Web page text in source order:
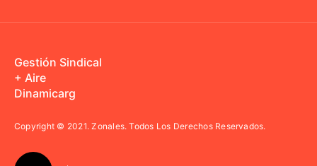
Gestión Sindical
+ Aire
Dinamicarg
Copyright © 2021.Zonales. Todos Los Derechos Reservados.